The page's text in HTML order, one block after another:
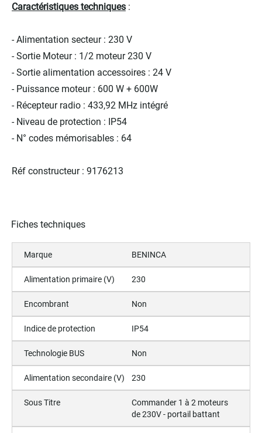
Caractéristiques techniques :
- Alimentation secteur : 230 V
- Sortie Moteur : 1/2 moteur 230 V
- Sortie alimentation accessoires : 24 V
- Puissance moteur : 600 W + 600W
- Récepteur radio : 433,92 MHz intégré
- Niveau de protection : IP54
- N° codes mémorisables : 64
Réf constructeur : 9176213
Fiches techniques
Marque BENINCA
Alimentation primaire (V) 230
Encombrant Non
Indice de protection IP54
Technologie BUS Non
Alimentation secondaire (V) 230
Sous Titre
Commander 1 à 2 moteurs
de 230V - portail battant